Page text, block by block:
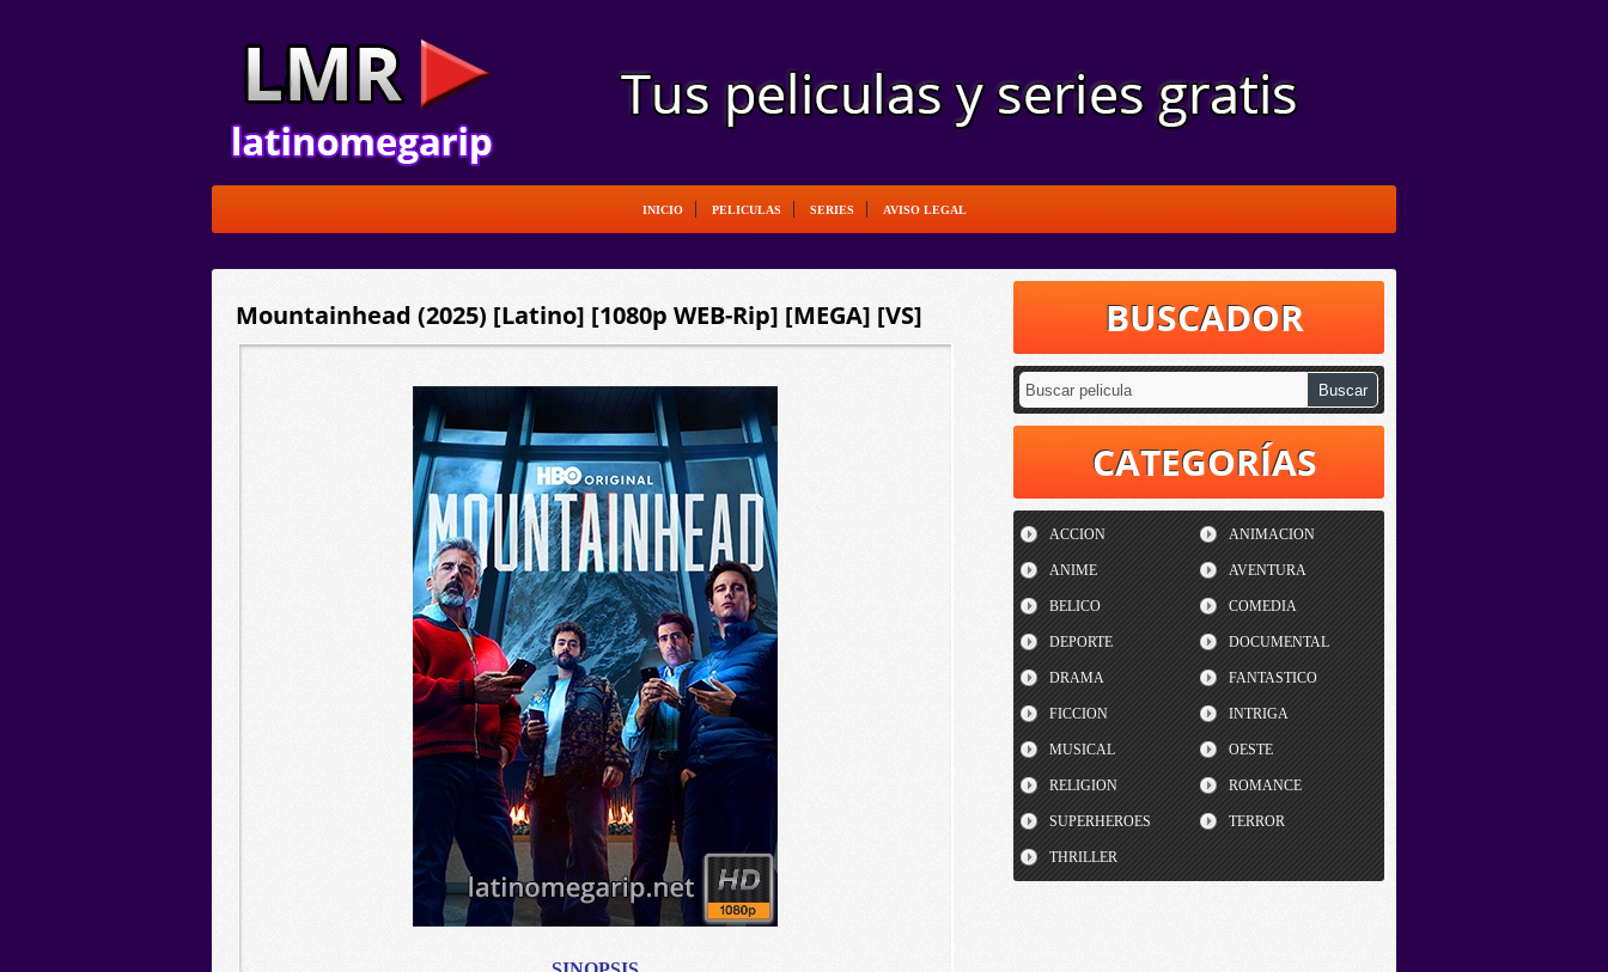
INICIO PELICULAS SERIES AVISO LEGAL
Mountainhead (2025) [Latino] [1080p WEB-Rip] [MEGA] [VS] BUSCADOR
CATEGORÍAS
ACCION ANIMACION
ANIME AVENTURA
BELICO COMEDIA
DEPORTE DOCUMENTAL
DRAMA FANTASTICO
FICCION INTRIGA
MUSICAL OESTE
RELIGION ROMANCE
SUPERHEROES TERROR
THRILLER